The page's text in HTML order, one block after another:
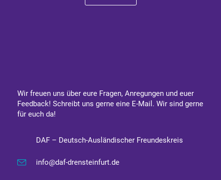
Wir freuen uns über eure Fragen, Anregungen und euer
Feedback! Schreibt uns gerne eine E-Mail. Wir sind gerne
für euch da!
DAF – Deutsch-Ausländischer Freundeskreis
info@daf-drensteinfurt.de